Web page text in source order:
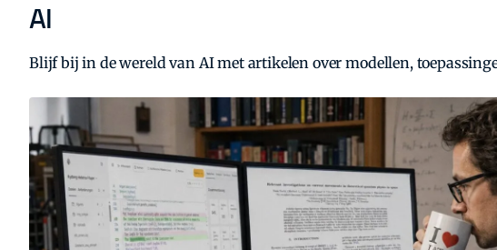
AI
Blijf bij in de wereld van AI met artikelen over modellen,